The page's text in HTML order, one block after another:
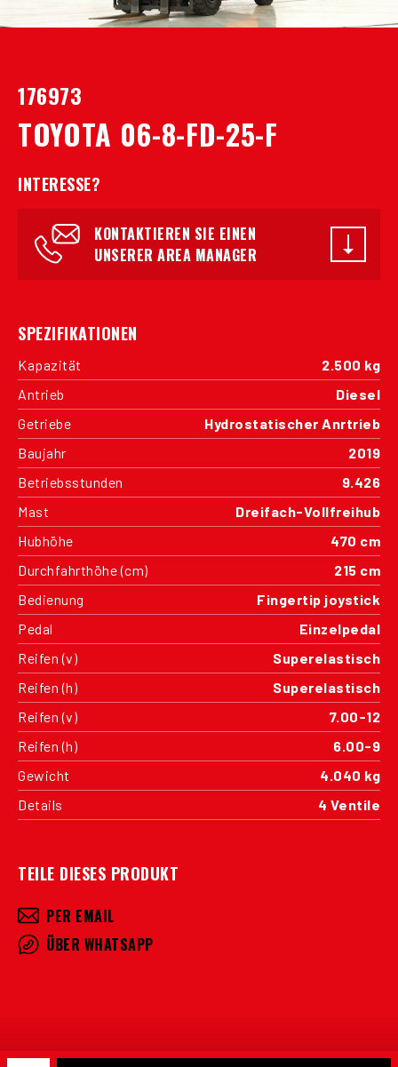
176973
TOYOTA 06-8-FD-25-F
INTERESSE?
KONTAKTIEREN SIE EINEN
UNSERER AREA MANAGER
SPEZIFIKATIONEN
Kapazität
2.500 kg
Antrieb
Diesel
Getriebe
Hydrostatischer Anrtrieb
Baujahr
2019
Betriebsstunden
9.426
Mast
Dreifach-Vollfreihub
Hubhöhe
470 cm
Durchfahrthöhe (cm)
215 cm
Bedienung
Fingertip joystick
Pedal
Einzelpedal
Reifen (v)
Superelastisch
Reifen (h)
Superelastisch
Reifen (v)
7.00-12
Reifen (h)
6.00-9
Gewicht
4.040 kg
Details
4 Ventile
TEILE DIESES PRODUKT
PER EMAIL
ÜBER WHATSAPP